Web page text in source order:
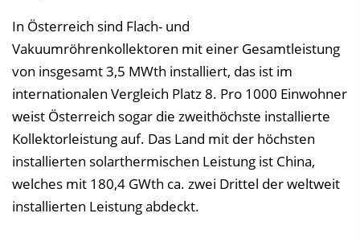
e
n
b
In Österreich sind Flach- und
Vakuumröhrenkollektoren mit einer Gesamtleistung
von insgesamt 3,5 MWth installiert, das ist im
internatio­nalen Vergleich Platz 8. Pro 1000 Einwohner
weist Österreich sogar die zweithöchste installierte
Kollektorleistung auf. Das Land mit der höchsten
installierten solarthermischen Leistung ist China,
welches mit 180,4 GWth ca. zwei Drittel der weltweit
installierten Leistung abdeckt.